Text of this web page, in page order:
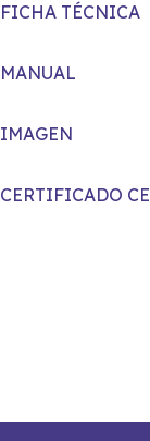
FICHA TÉCNICA
MANUAL
IMAGEN
CERTIFICADO CE